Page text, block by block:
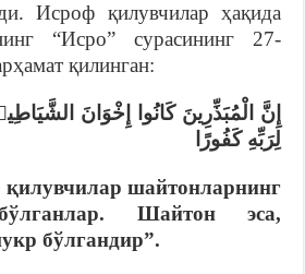
Исроф қилувчилар ҳақида
“Исро” сурасининг 27-
қилинган:
إِنَّ الْمُبَذِّرِينَ كَانُوا إِخْوَانَ
لِرَبِّهِ كَفُورًا
қилувчилар шайтонларнинг
Шайтон эса,
бўлгандир”.